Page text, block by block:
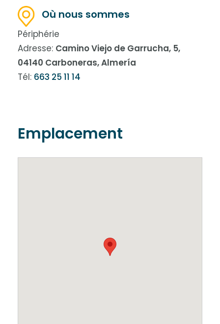
Où nous sommes
Périphérie
Adresse: Camino Viejo de Garrucha, 5,
04140 Carboneras, Almería
Tél: 663 25 11 14
Emplacement